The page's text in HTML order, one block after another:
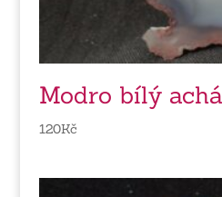
Modro bílý
120Kč